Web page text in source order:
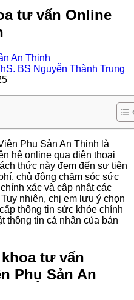
tư vấn Online
An Thịnh
BS Nguyễn Thành Trung
Phụ Sản An Thịnh là
hệ online qua điện thoại
thức này đem đến sự tiện
chủ động chăm sóc sức
xác và cập nhật các
nhiên, chị em lưu ý chọn
thông tin sức khỏe chính
thông tin cá nhân của bản
tư vấn
Phụ Sản An